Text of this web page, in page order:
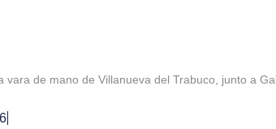
vara de mano de Villanueva del Trabuco, junto a